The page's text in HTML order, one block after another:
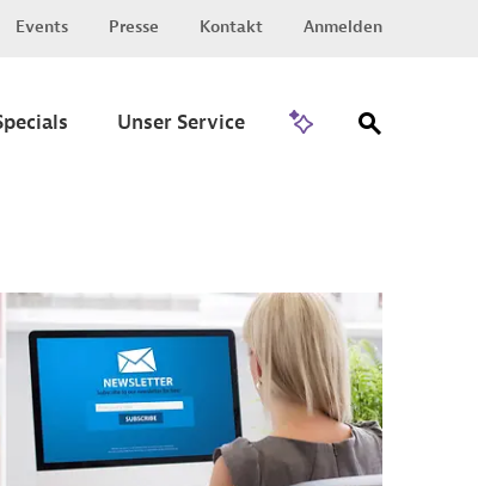
Events Presse Kontakt Anmelden
Unser Service